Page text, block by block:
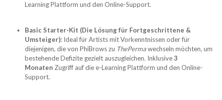
Learning Plattform und den Online-Support.
Basic Starter-Kit (Die Lösung für Fortgeschrittene &
Umsteiger): Ideal für Artists mit Vorkenntnissen oder für
diejenigen, die von PhiBrows zu ThePermawechseln möchten, um
bestehende Defizite gezielt auszugleichen. Inklusive3
Monaten Zugriff auf die e-Learning Plattform und den Online-
Support.